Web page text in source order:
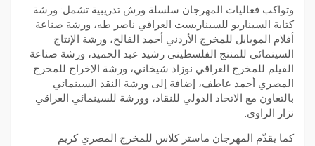
وتواكب فعاليات المهرجان سلسلة ورش تدريبية تشمل: ورشة
كتابة السيناريو للسيناريست العراقي ناصر طه، ورشة صناعة
أفلام الموبايل للمخرج الأردني أحمد الفالح، ورشة الإنتاج
السينمائي للمنتج الفلسطيني رشيد عبد الحميد، ورشة صناعة
الفيلم للمخرج العراقي نوزاد شيخاني، ورشة الإخراج للمخرج
المصري أحمد عاطف، إضافة إلى ورشة النقد السينمائي
بالتعاون مع الاتحاد الدولي للنقاد، وورشة للسينمائي العراقي
نزار الراوي.
كما يقدّم المهرجان ماستر كلاس للمخرج المصري كريم